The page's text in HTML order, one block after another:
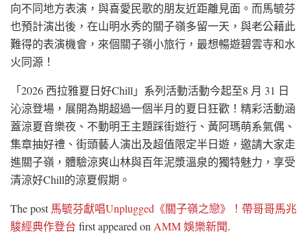
向不同地方表演，與喜愛民歌的朋友近距離見面。而馬毓芬
也預計演出後，在山明水秀的關子嶺多留一天，與老公藉此
難得的表演機會，來個關子嶺小旅行，最想暢遊碧雲寺和水
火同源！
「2026 西拉雅夏日好Chill」系列活動活動今起至8 月 31 日
沁涼登場，展開為期超過一個半月的夏日狂歡！精彩活動涵
蓋涼夏音樂夜、不動明王主題踩街遊行、黃阿瑪萌系氣偶、
集章抽好禮、街頭藝人演出及超值限定半日遊，邀請大家走
進關子嶺，體驗涼爽山林與百年泥漿溫泉的獨特魅力，享受
清涼好Chill的涼夏假期。
The post馬毓芬獻唱Unplugged《關子嶺之戀》！帶哥哥馬兆
駿經典作登台 first appeared onAMM 娛樂新聞.